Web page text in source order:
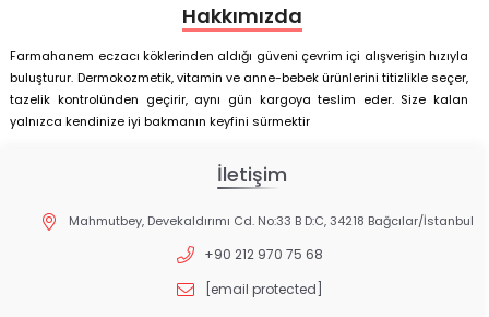
Hakkımızda
Farmahanem eczacı köklerinden aldığı güveni çevrim içi alışverişin hızıyla
buluşturur. Dermokozmetik, vitamin ve anne-bebek ürünlerini titizlikle seçer,
tazelik kontrolünden geçirir, aynı gün kargoya teslim eder. Size kalan
yalnızca kendinize iyi bakmanın keyfini sürmektir
İletişim
Mahmutbey, Devekaldırımı Cd. No:33 B D:C, 34218 Bağcılar/İstanbul
+90 212 970 75 68
[email protected]